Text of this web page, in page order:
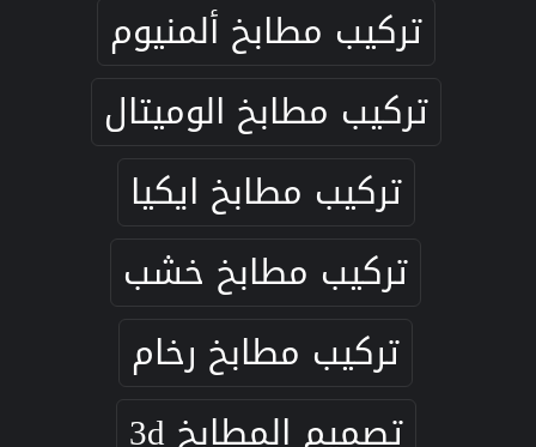
تركيب مطابخ ألمنيوم
تركيب مطابخ الوميتال
تركيب مطابخ ايكيا
تركيب مطابخ خشب
تركيب مطابخ رخام
تصميم المطابخ 3d